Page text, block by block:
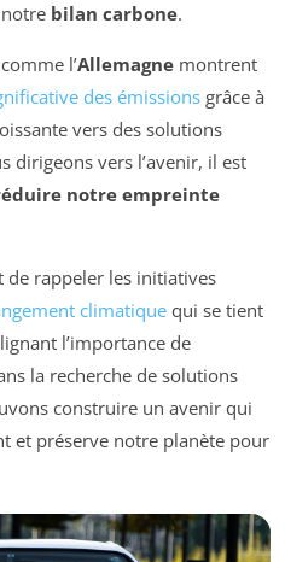
notre bilan carbone.
l’Allemagne montrent
des émissions grâce à
vers des solutions
dirigeons vers l’avenir, il est
notre empreinte
de rappeler les initiatives
climatiquequi se tient
l’importance de
la recherche de solutions
construire un avenir qui
et préserve notre planète pour